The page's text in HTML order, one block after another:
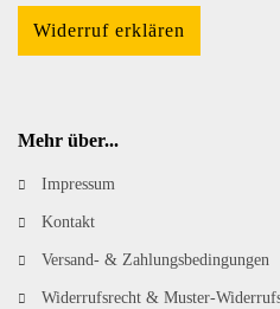
Widerruf erklären
Mehr über...
Impressum
Kontakt
Versand- & Zahlungsbedingungen
Widerrufsrecht & Muster-